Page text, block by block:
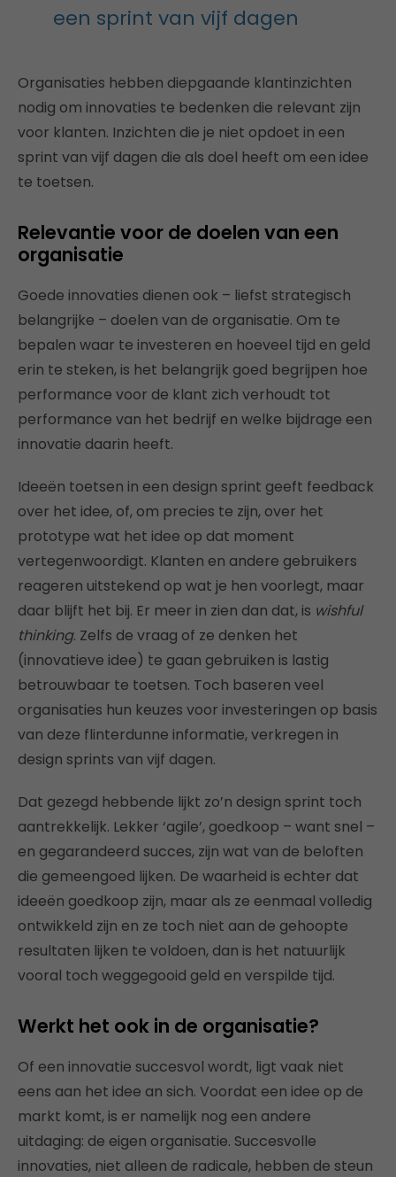
een sprint van vijf dagen
Organisaties hebben diepgaande klantinzichten
nodig om innovaties te bedenken die relevant zijn
voor klanten. Inzichten die je niet opdoet in een
sprint van vijf dagen die als doel heeft om een idee
te toetsen.
Relevantie voor de doelen van een
organisatie
Goede innovaties dienen ook – liefst strategisch
belangrijke – doelen van de organisatie. Om te
bepalen waar te investeren en hoeveel tijd en geld
erin te steken, is het belangrijk goed begrijpen hoe
performance voor de klant zich verhoudt tot
performance van het bedrijf en welke bijdrage een
innovatie daarin heeft.
Ideeën toetsen in een design sprint geeft feedback
over het idee, of, om precies te zijn, over het
prototype wat het idee op dat moment
vertegenwoordigt. Klanten en andere gebruikers
reageren uitstekend op wat je hen voorlegt, maar
daar blijft het bij. Er meer in zien dan dat, is wishful
thinking. Zelfs de vraag of ze denken het
(innovatieve idee) te gaan gebruiken is lastig
betrouwbaar te toetsen. Toch baseren veel
organisaties hun keuzes voor investeringen op basis
van deze flinterdunne informatie, verkregen in
design sprints van vijf dagen.
Dat gezegd hebbende lijkt zo’n design sprint toch
aantrekkelijk. Lekker ‘agile’, goedkoop – want snel –
en gegarandeerd succes, zijn wat van de beloften
die gemeengoed lijken. De waarheid is echter dat
ideeën goedkoop zijn, maar als ze eenmaal volledig
ontwikkeld zijn en ze toch niet aan de gehoopte
resultaten lijken te voldoen, dan is het natuurlijk
vooral toch weggegooid geld en verspilde tijd.
Werkt het ook in de organisatie?
Of een innovatie succesvol wordt, ligt vaak niet
eens aan het idee an sich. Voordat een idee op de
markt komt, is er namelijk nog een andere
uitdaging: de eigen organisatie. Succesvolle
innovaties, niet alleen de radicale, hebben de steun